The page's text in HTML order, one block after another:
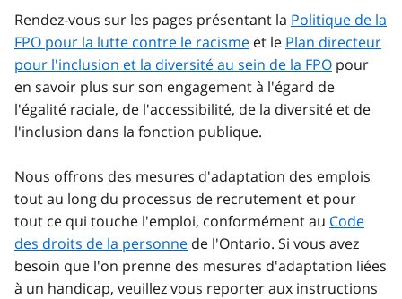
Rendez-vous sur les pages présentant la Politique de la
FPO pour la lutte contre le racisme et le Plan directeur
pour l'inclusion et la diversité au sein de la FPO pour
en savoir plus sur son engagement à l'égard de
l'égalité raciale, de l'accessibilité, de la diversité et de
l'inclusion dans la fonction publique.
Nous offrons des mesures d'adaptation des emplois
tout au long du processus de recrutement et pour
tout ce qui touche l'emploi, conformément au Code
des droits de la personne de l'Ontario. Si vous avez
besoin que l'on prenne des mesures d'adaptation liées
à un handicap, veuillez vous reporter aux instructions